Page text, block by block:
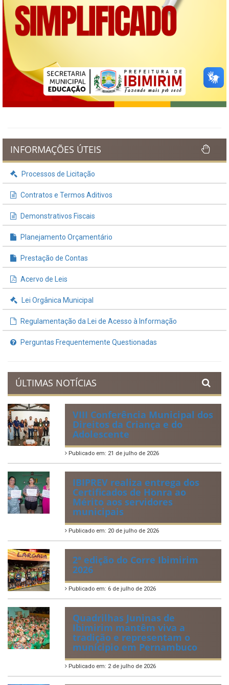
INFORMAÇÕES ÚTEIS
Processos de Licitação
Contratos e Termos Aditivos
Demonstrativos Fiscais
Planejamento Orçamentário
Prestação de Contas
Acervo de Leis
Lei Orgânica Municipal
Regulamentação da Lei de Acesso à Informação
Perguntas Frequentemente Questionadas
ÚLTIMAS NOTÍCIAS
VIII Conferência Municipal dos
Direitos da Criança e do
Adolescente
Publicado em: 21 de julho de 2026
IBIPREV realiza entrega dos
Certificados de Honra ao
Mérito aos servidores
municipais
Publicado em: 20 de julho de 2026
2ª edição do Corre Ibimirim
2026
Publicado em: 6 de julho de 2026
Quadrilhas Juninas de
Ibimirim mantêm viva a
tradição e representam o
munícipio em Pernambuco
Publicado em: 2 de julho de 2026